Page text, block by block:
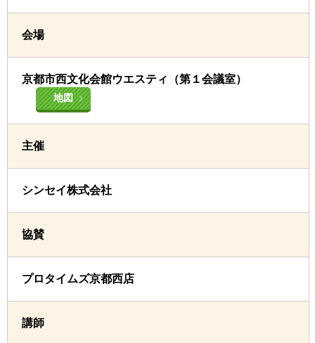
会場
京都市西文化会館ウエスティ（第１会議室）
地図
主催
シンセイ株式会社
協賛
プロタイムズ京都西店
講師